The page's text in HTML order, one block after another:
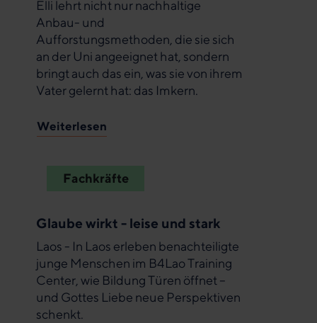
Elli lehrt nicht nur nachhaltige
Anbau- und
Aufforstungsmethoden, die sie sich
an der Uni angeeignet hat, sondern
bringt auch das ein, was sie von ihrem
Vater gelernt hat: das Imkern.
Weiterlesen
Fachkräfte
Glaube wirkt - leise und stark
Laos - In Laos erleben benachteiligte
junge Menschen im B4Lao Training
Center, wie Bildung Türen öffnet –
und Gottes Liebe neue Perspektiven
schenkt.